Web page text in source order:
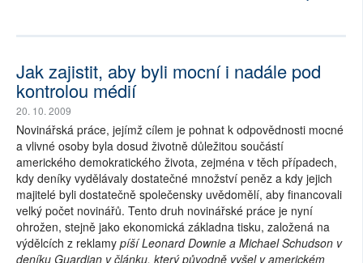
Jak zajistit, aby byli mocní i nadále pod
kontrolou médií
20. 10. 2009
Novinářská práce, jejímž cílem je pohnat k odpovědnosti mocné
a vlivné osoby byla dosud životně důležitou součástí
amerického demokratického života, zejména v těch případech,
kdy deníky vydělávaly dostatečné množství peněz a kdy jejich
majitelé byli dostatečně společensky uvědomělí, aby financovali
velký počet novinářů. Tento druh novinářské práce je nyní
ohrožen, stejně jako ekonomická základna tisku, založená na
výdělcích z reklamy píší Leonard Downie a Michael Schudson v
deníku Guardian v článku, který původně vyšel v americkém